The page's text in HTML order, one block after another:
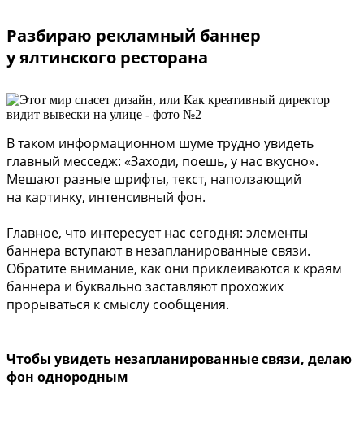
Разбираю рекламный баннер
у ялтинского ресторана
В таком информационном шуме трудно увидеть
главный месседж: «Заходи, поешь, у нас вкусно».
Мешают разные шрифты, текст, наползающий
на картинку, интенсивный фон.
Главное, что интересует нас сегодня: элементы
баннера вступают в незапланированные связи.
Обратите внимание, как они приклеиваются к краям
баннера и буквально заставляют прохожих
прорываться к смыслу сообщения.
Чтобы увидеть незапланированные связи, делаю
фон однородным